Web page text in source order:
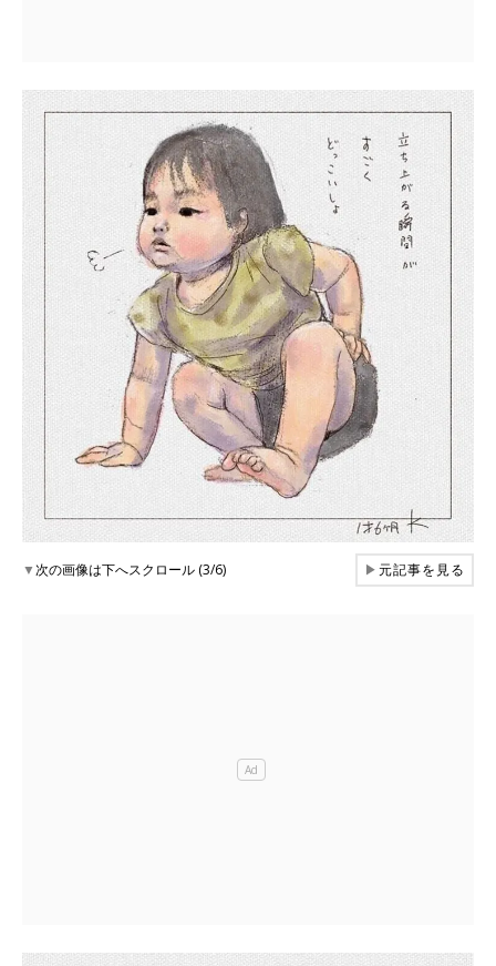
▼次の画像は下へスクロール (3/6) ▶元記事を見る